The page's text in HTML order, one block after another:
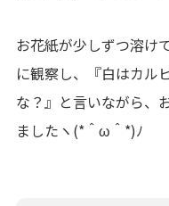
お花紙が少しずつ溶け
に観察し、『白はカル
な？』と言いながら、
ましたヽ(*＾ω＾*)ﾉ